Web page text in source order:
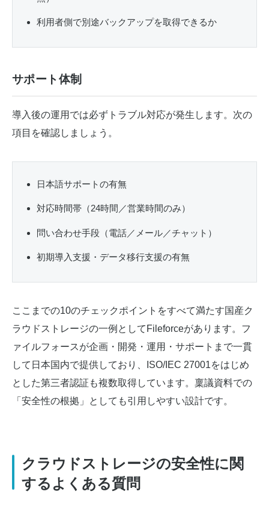
利用者側で別途バックアップを取得できるか
サポート体制
導入後の運用では必ずトラブル対応が発生します。次の
項目を確認しましょう。
日本語サポートの有無
対応時間帯（24時間／営業時間のみ）
問い合わせ手段（電話／メール／チャット）
初期導入支援・データ移行支援の有無
ここまでの10のチェックポイントをすべて満たす国産ク
ラウドストレージの一例としてFileforceがあります。フ
ァイルフォースが企画・開発・運用・サポートまで一貫
して日本国内で提供しており、ISO/IEC 27001をはじめ
とした第三者認証も複数取得しています。稟議資料での
「安全性の根拠」としても引用しやすい設計です。
クラウドストレージの安全性に関
するよくある質問